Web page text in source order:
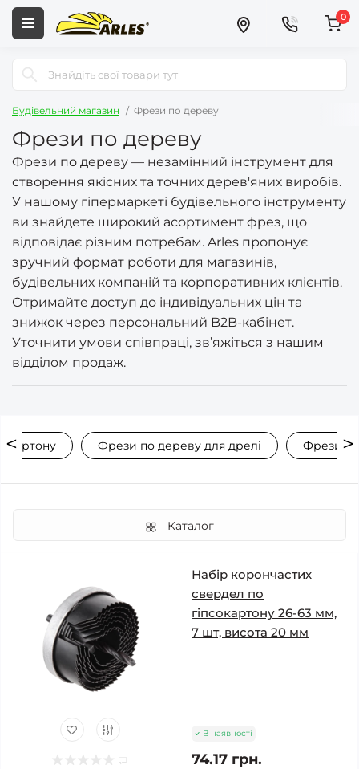
0
Будівельний магазин Фрези по дереву
Фрези по дереву
Фрези по дереву — незамінний інструмент для
створення якісних та точних дерев'яних виробів.
У нашому гіпермаркеті будівельного інструменту
ви знайдете широкий асортимент фрез, що
відповідає різним потребам. Arles пропонує
зручний формат роботи для магазинів,
будівельних компаній та корпоративних клієнтів.
Отримайте доступ до індивідуальних цін та
знижок через персональний B2B-кабінет.
Уточнити умови співпраці, зв’яжіться з нашим
відділом продаж.
Фрези по дереву для дрелі Фрези по
Каталог
Набір корончастих
свердел по
гіпсокартону 26-63 мм,
7 шт, висота 20 мм
В наявності
74.17 грн.